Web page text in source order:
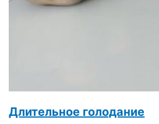
Длительное голодание